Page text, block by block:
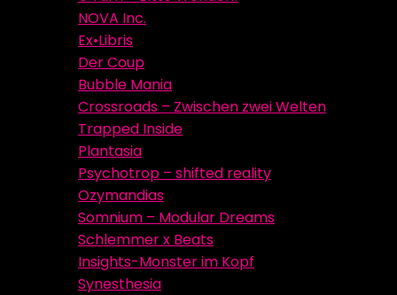
NOVA Inc.
Ex•Libris
Der Coup
Bubble Mania
Crossroads – Zwischen zwei Welten
Trapped Inside
Plantasia
Psychotrop – shifted reality
Ozymandias
Somnium – Modular Dreams
Schlemmer x Beats
Insights-Monster im Kopf
Synesthesia